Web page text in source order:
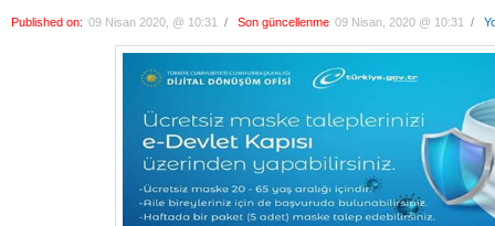
Published on: 09 Nisan 2020, @ 10:31 / Son güncellenme 09 Nisan, 2020 @ 10:31 /